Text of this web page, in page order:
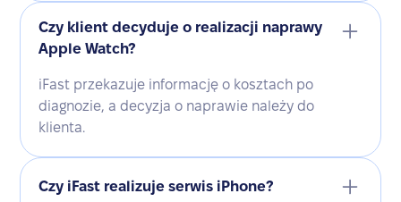
Czy klient decyduje o realizacji naprawy
Apple Watch?
iFast przekazuje informację o kosztach po
diagnozie, a decyzja o naprawie należy do
klienta.
Czy iFast realizuje serwis iPhone?